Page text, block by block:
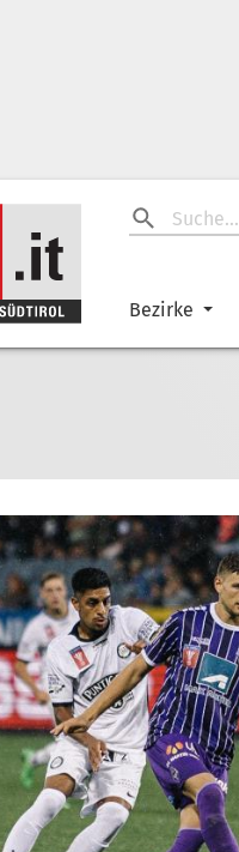
Bezirke